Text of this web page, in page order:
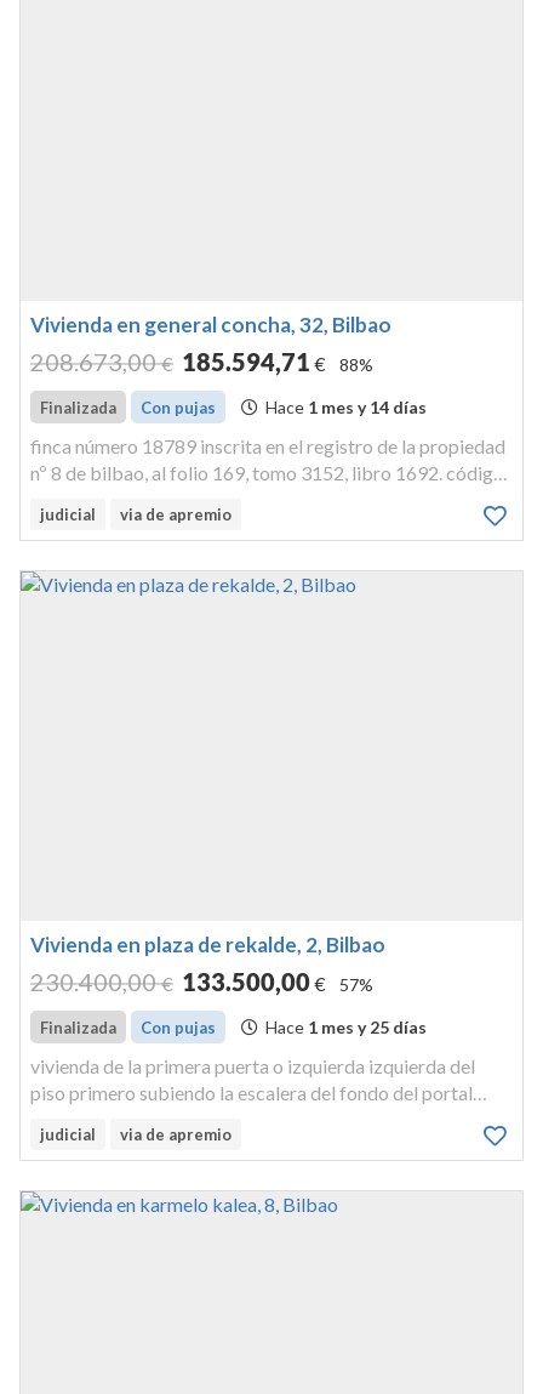
Vivienda en general concha, 32, Bilbao
208.673,00 € 185.594,71 € 88%
Finalizada Con pujas Hace 1 mes y 14 días
finca número 18789 inscrita en el registro de la propiedad
nº 8 de bilbao, al folio 169, tomo 3152, libro 1692. código
exterior de la planta alta quinta y como accesorio una
judicial via de apremio
Vivienda en plaza de rekalde, 2, Bilbao
230.400,00 € 133.500,00€ 57%
Finalizada Con pujas Hace 1 mes y 25 días
vivienda de la primera puerta o izquierda izquierda del
piso primero subiendo la escalera del fondo del portal
forma parte de la casa señalada con el numero dos de la
judicial via de apremio